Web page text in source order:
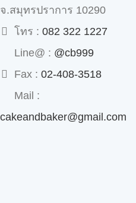
จ.สมุทรปราการ 10290
โทร : 082 322 1227
Line@ : @cb999
Fax : 02-408-3518
Mail :
cakeandbaker@gmail.com